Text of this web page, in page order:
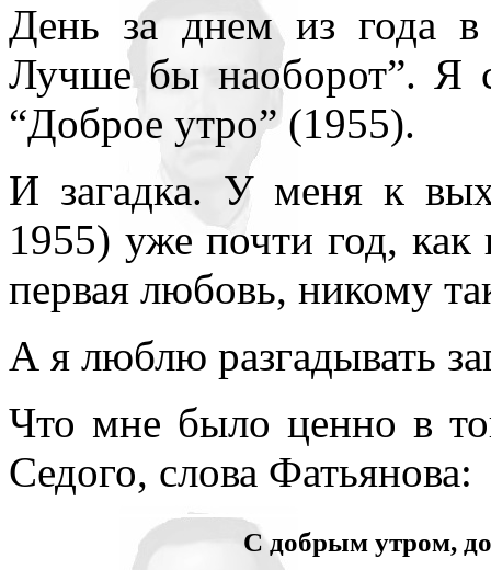
День за днем из года
Лучше бы наоборот”. Я
“Доброе утро” (1955).
И загадка. У меня к
1955) уже почти год,
первая любовь, никому
А я люблю разгадывать
Что мне было ценно в
Седого, слова Фатьянова:
С добрым утром,